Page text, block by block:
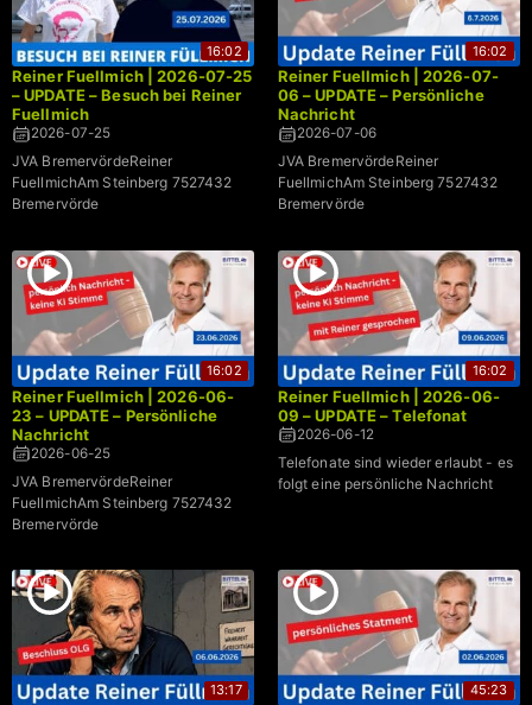
16:02
Reiner Fuellmich | 2026-07-25
– UPDATE – Besuch bei Reiner
Fuellmich
2026-07-25
JVA BremervördeReiner
FuellmichAm Steinberg 7527432
Bremervörde
16:02
Reiner Fuellmich | 2026-07-
06 – UPDATE – Persönliche
Nachricht
2026-07-06
JVA BremervördeReiner
FuellmichAm Steinberg 7527432
Bremervörde
16:02
Reiner Fuellmich | 2026-06-
23 – UPDATE – Persönliche
Nachricht
2026-06-25
JVA BremervördeReiner
FuellmichAm Steinberg 7527432
Bremervörde
16:02
Reiner Fuellmich | 2026-06-
09 – UPDATE – Telefonat
2026-06-12
Telefonate sind wieder erlaubt - es
folgt eine persönliche Nachricht
13:17 45:23